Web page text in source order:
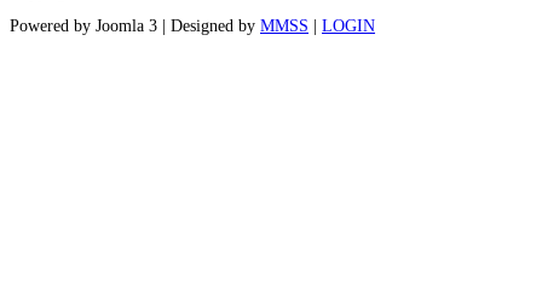
Powered by Joomla 3 | Designed by MMSS | LOGIN